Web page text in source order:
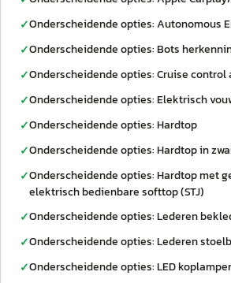
✓Onderscheidende opties: Autonomous
✓Onderscheidende opties: Bots
✓Onderscheidende opties: Cruise
✓Onderscheidende opties: Elektrisch
✓Onderscheidende opties: Hardtop
✓Onderscheidende opties: Hardtop in
✓Onderscheidende opties: Hardtop met
elektrisch bedienbare softtop (STJ)
✓Onderscheidende opties: Lederen
✓Onderscheidende opties: Lederen
✓Onderscheidende opties: LED